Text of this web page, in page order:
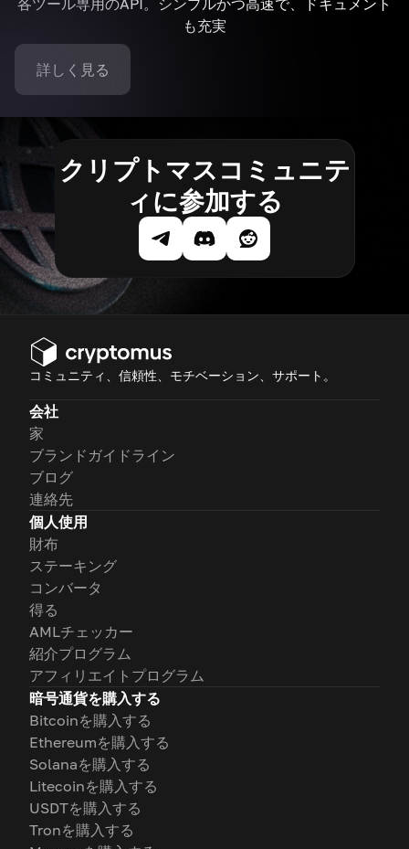
各ツール専用のAPI。シンプルかつ高速で、ドキュメント
も充実
詳しく見る
クリプトマスコミュニテ
ィに参加する
コミュニティ、信頼性、モチベーション、サポート。
会社
家
ブランドガイドライン
ブログ
連絡先
個人使用
財布
ステーキング
コンバータ
得る
AMLチェッカー
紹介プログラム
アフィリエイトプログラム
暗号通貨を購入する
Bitcoinを購入する
Ethereumを購入する
Solanaを購入する
Litecoinを購入する
USDTを購入する
Tronを購入する